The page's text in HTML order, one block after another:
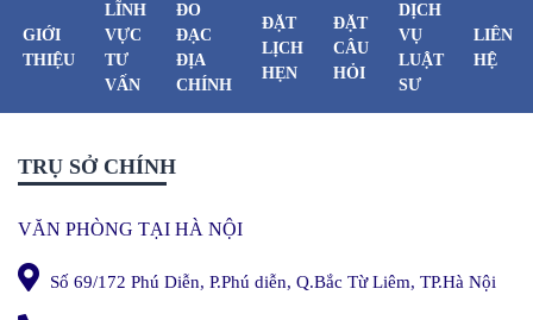
GIỚI
THIỆU
LĨNH
VỰC
TƯ
VẤN
ĐO
ĐẠC
ĐỊA
CHÍNH
ĐẶT
LỊCH
HẸN
ĐẶT
CÂU
HỎI
DỊCH
VỤ
LUẬT
SƯ
LIÊN
HỆ
TRỤ SỞ CHÍNH
VĂN PHÒNG TẠI HÀ NỘI
Số 69/172 Phú Diễn, P.Phú diễn, Q.Bắc Từ Liêm, TP.Hà Nội